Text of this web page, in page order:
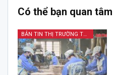
Có thể bạn quan tâm
BẢN TIN THỊ TRƯỜNG TÀI CHÍNH KINH DOANH